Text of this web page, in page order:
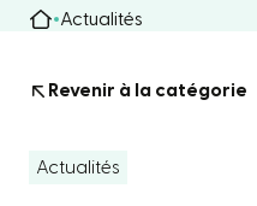
Actualités
Revenir à la catégorie
Actualités